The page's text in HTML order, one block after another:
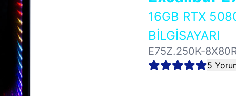
16GB RTX
BİLGİSAYARI
E75Z.250K-
5